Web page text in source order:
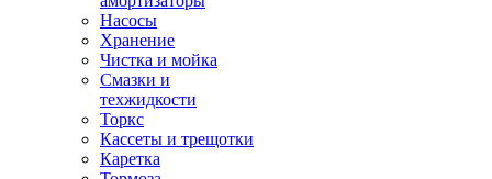
Насосы
Хранение
Чистка и мойка
Смазки и
техжидкости
Торкс
Кассеты и трещотки
Каретка